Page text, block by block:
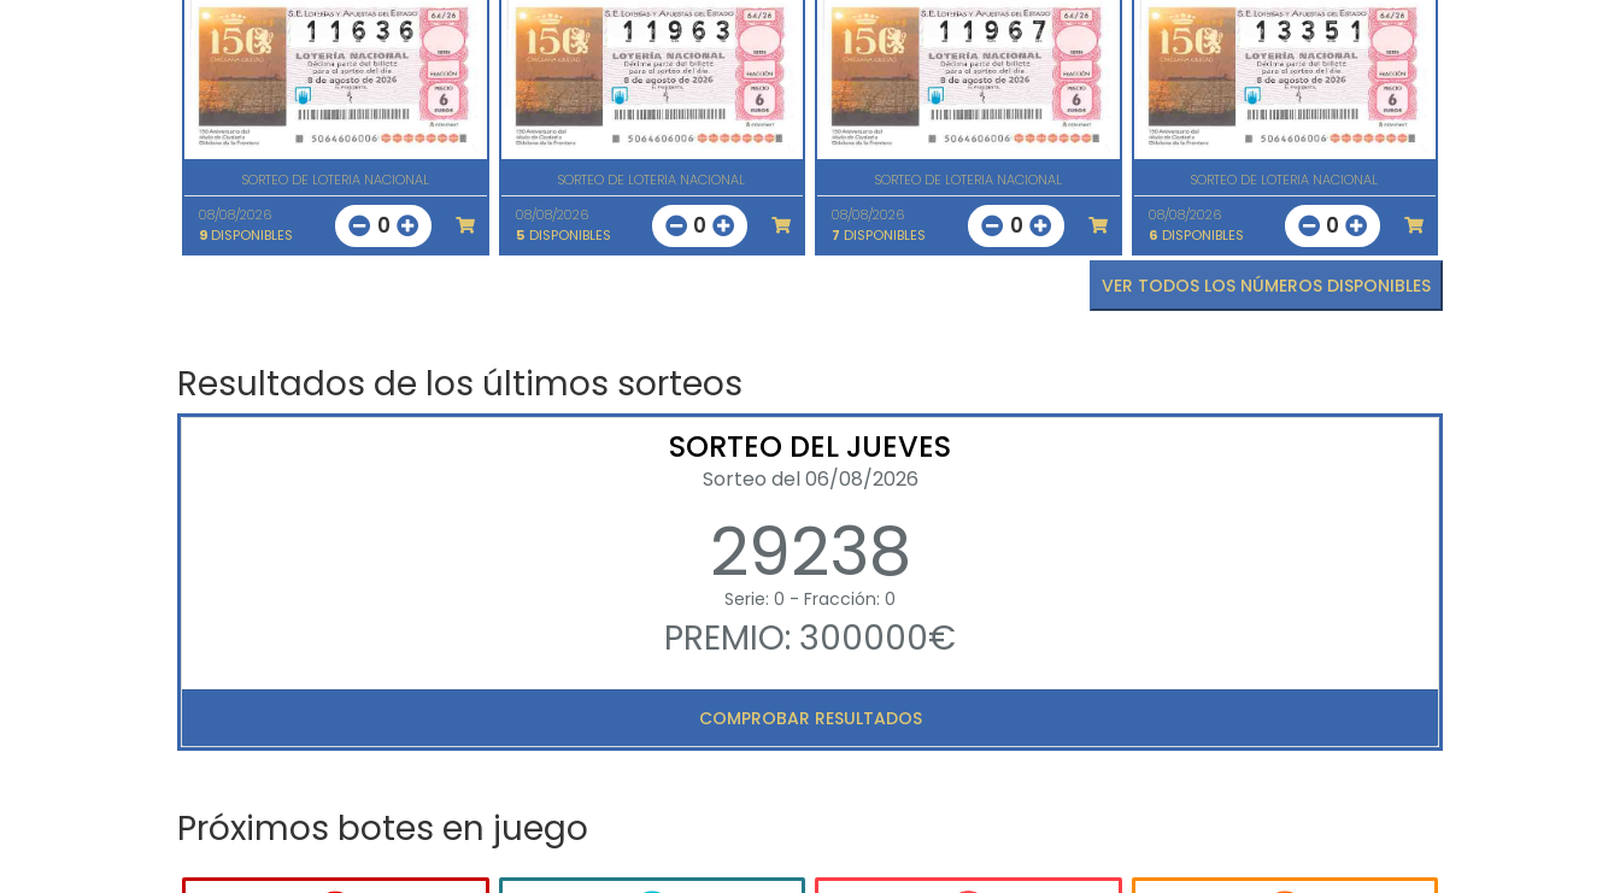
SORTEO DE LOTERIA NACIONAL
08/08/2026
9 DISPONIBLES 0
SORTEO DE LOTERIA NACIONAL
08/08/2026
5 DISPONIBLES 0
SORTEO DE LOTERIA NACIONAL
08/08/2026
7 DISPONIBLES 0
SORTEO DE LOTERIA NACIONAL
08/08/2026
6 DISPONIBLES 0
VER TODOS LOS NÚMEROS DISPONIBLES
Resultados de los últimos sorteos
SORTEO DEL JUEVES
Sorteo del 06/08/2026
29238
Serie: 0 - Fracción: 0
PREMIO: 300000€
COMPROBAR RESULTADOS
Próximos botes en juego